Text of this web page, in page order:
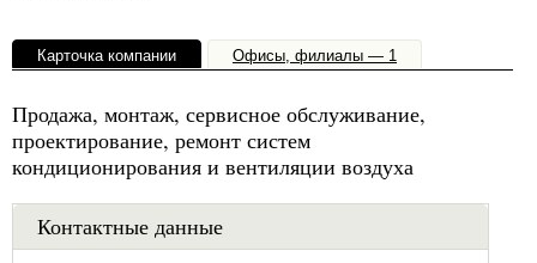
Карточка компании Офисы, филиалы — 1
Продажа, монтаж, сервисное обслуживание,
проектирование, ремонт систем
кондиционирования и вентиляции воздуха
Контактные данные